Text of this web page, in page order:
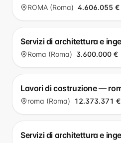
ROMA (Roma) 4.606.055 €
Servizi di architettura e
Roma (Roma) 3.600.000 €
Lavori di costruzione —
roma (Roma) 12.373.371 €
Servizi di architettura e